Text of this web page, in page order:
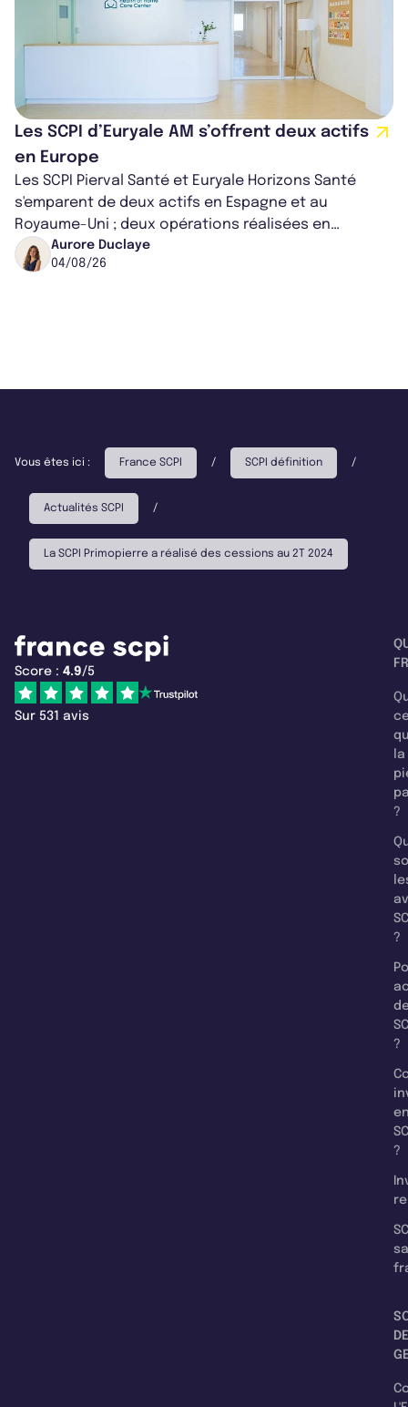
Les SCPI d’Euryale AM s’offrent deux actifs
en Europe
Les SCPI Pierval Santé et Euryale Horizons Santé
s'emparent de deux actifs en Espagne et au
Royaume-Uni ; deux opérations réalisées en
partenariat. Ces co-acquisitions permettent a...
Aurore Duclaye
04/08/26
Vous êtes ici : France SCPI / SCPI définition /
Actualités SCPI /
La SCPI Primopierre a réalisé des cessions au 2T 2024
Score : 4.9/5
Sur 531 avis
la
?
?
?
?
DE